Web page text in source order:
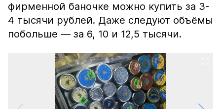
фирменной баночке можно купить за 3-
4 тысячи рублей. Даже следуют объёмы
побольше — за 6, 10 и 12,5 тысячи.